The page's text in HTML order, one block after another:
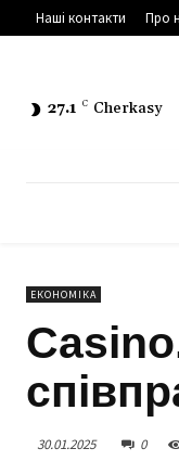
Наші контакти Про
27.1 C Cherkasy
ЕКОНОМІКА
30.01.2025 0